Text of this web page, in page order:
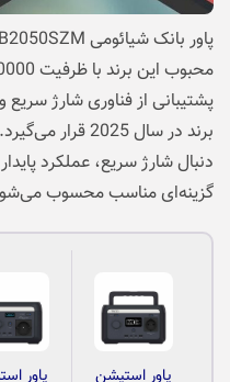
پشتیبانی از فناوری شارژ سریع
برند در سال
دنبال شارژ سریع، عملکرد
گزینه‌ای مناسب محسوب
پاور استیشن پاور